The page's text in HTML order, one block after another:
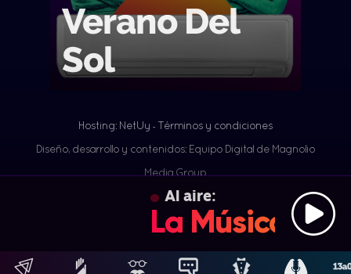
Verano Del
Sol
Hosting: NetUy - Términos y condiciones
Diseño, desarrollo y contenidos: Equipo Digital de Magnolio
Media Group
Al aire:
La Música de